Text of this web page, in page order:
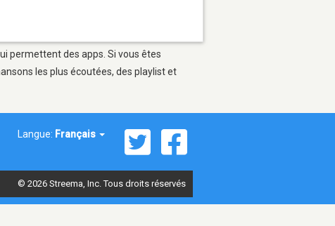
permettent des apps. Si vous êtes
les plus écoutées, des playlist et
Langue: Français
© 2026 Streema, Inc. Tous droits réservés